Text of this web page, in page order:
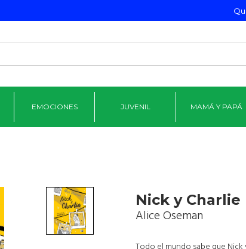
EMOCIONES JUVENIL MAMÁ Y PAPÁ
Nick y Charlie
Alice Oseman